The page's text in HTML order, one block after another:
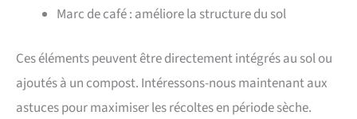
Marc de café : améliore la structure du sol
Ces éléments peuvent être directement intégrés au sol ou
ajoutés à un compost. Intéressons-nous maintenant aux
astuces pour maximiser les récoltes en période sèche.